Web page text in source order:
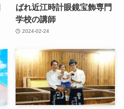
ばれ近江時計眼鏡宝飾専門
学校の講師
2024-02-24